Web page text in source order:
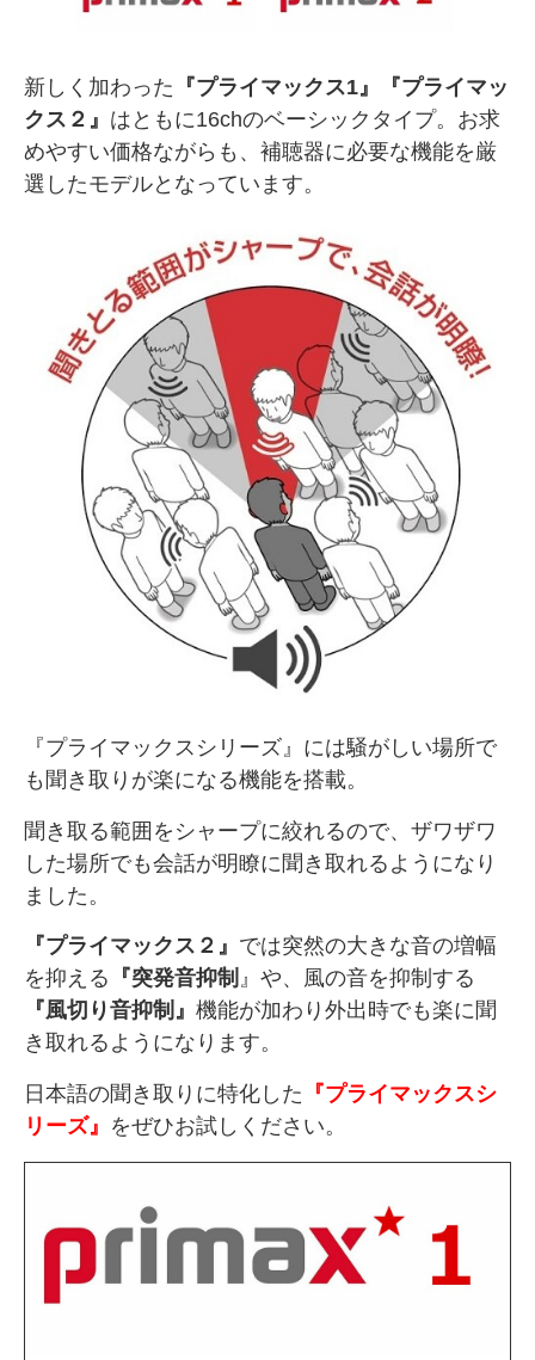
新しく加わった 『プライマックス1』『プライマッ
クス２』 はともに16chのベーシックタイプ。お求
めやすい価格ながらも、補聴器に必要な機能を厳
選したモデルとなっています。
『プライマックスシリーズ』には騒がしい場所で
も聞き取りが楽になる機能を搭載。
聞き取る範囲をシャープに絞れるので、ザワザワ
した場所でも会話が明瞭に聞き取れるようになり
ました。
『プライマックス２』 では突然の大きな音の増幅
を抑える 『突発音抑制 』や、風の音を抑制する
『風切り音抑制』 機能が加わり外出時でも楽に聞
き取れるようになります。
日本語の聞き取りに特化した 『プライマックスシ
リーズ』 をぜひお試しください。